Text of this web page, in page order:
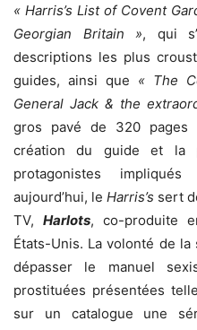
« Harris’s List of Covent
Georgian Britain », qui
descriptions les plus
guides, ainsi que « The
General Jack & the
gros pavé de 320
création du guide et la
protagonistes
aujourd’hui, leHarris’s sert
TV,Harlots, co-produite
États-Unis. La volonté de
dépasser le manuel
prostituées présentées
sur un catalogue une